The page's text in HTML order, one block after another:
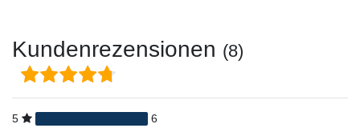
Kundenrezensionen (8)
5
6